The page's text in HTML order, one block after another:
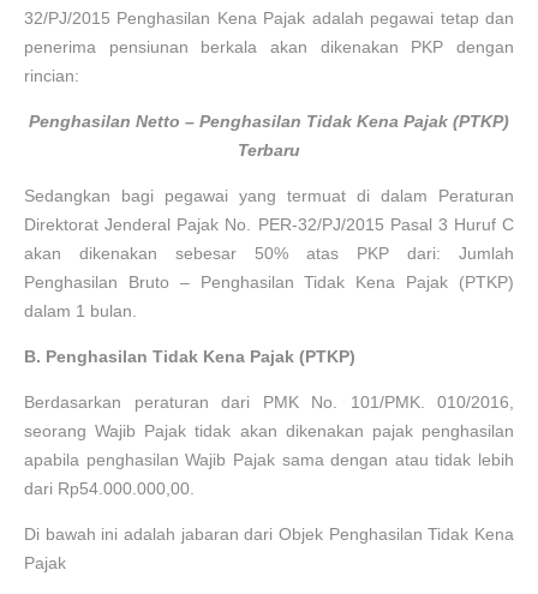
32/PJ/2015 Penghasilan Kena Pajak adalah pegawai tetap dan
penerima pensiunan berkala akan dikenakan PKP dengan
rincian:
Penghasilan Netto – Penghasilan Tidak Kena Pajak (PTKP)
Terbaru
Sedangkan bagi pegawai yang termuat di dalam Peraturan
Direktorat Jenderal Pajak No. PER-32/PJ/2015 Pasal 3 Huruf C
akan dikenakan sebesar 50% atas PKP dari: Jumlah
Penghasilan Bruto – Penghasilan Tidak Kena Pajak (PTKP)
dalam 1 bulan.
B. Penghasilan Tidak Kena Pajak (PTKP)
Berdasarkan peraturan dari PMK No. 101/PMK. 010/2016,
seorang Wajib Pajak tidak akan dikenakan pajak penghasilan
apabila penghasilan Wajib Pajak sama dengan atau tidak lebih
dari Rp54.000.000,00.
Di bawah ini adalah jabaran dari Objek Penghasilan Tidak Kena
Pajak